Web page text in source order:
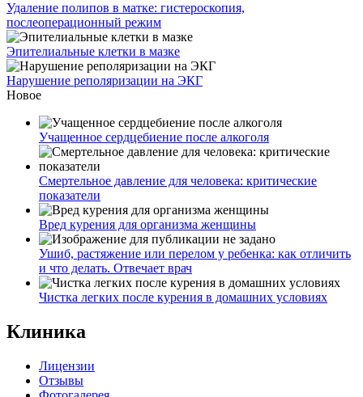
Удаление полипов в матке: гистероскопия,
послеоперационный режим
Эпителиальные клетки в мазке
Нарушение реполяризации на ЭКГ
Новое
Учащенное сердцебиение после алкоголя
Смертельное давление для человека: критические
показатели
Вред курения для организма женщины
Ушиб, растяжение или перелом у ребенка: как отличить
и что делать. Отвечает врач
Чистка легких после курения в домашних условиях
Клиника
Лицензии
Отзывы